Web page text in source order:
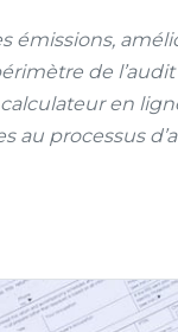
émissions,
de l’audit
calculateur en
au processus